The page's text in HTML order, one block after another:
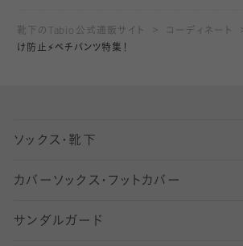
靴下のTabio公式通販サイト コーディネート
け防止⚡️ペチパンツ特集！
ソックス・靴下
五本指ソックス・靴下
足袋ソックス・靴下
カバーソックス・フットカバー
フットカバー・カバーソックス（深め）
サンダルガード